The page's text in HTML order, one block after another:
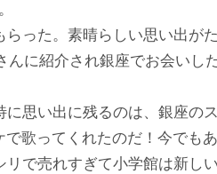
った。素晴らしい思い出が
に紹介され銀座でお会いし
思い出に残るのは、銀座の
歌ってくれたのだ！今でも
リで売れすぎて小学館は新